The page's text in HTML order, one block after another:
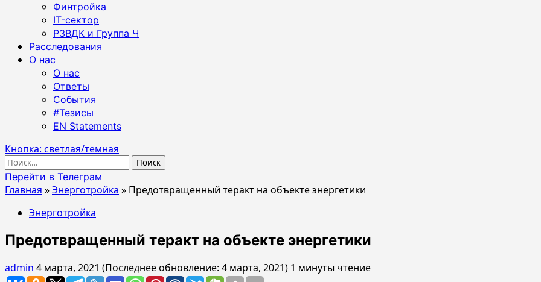
Финтройка
IT-сектор
РЗВДК и Группа Ч
Расследования
О нас
О нас
Ответы
События
#Тезисы
EN Statements
Кнопка: светлая/темная
Найти:
Перейти в Телеграм
Главная »Энерготройка » Предотвращенный теракт на объекте энергетики
Энерготройка
Предотвращенный теракт на объекте энергетики
admin 4 марта, 2021 (Последнее обновление: 4 марта, 2021) 1 минуты чтение